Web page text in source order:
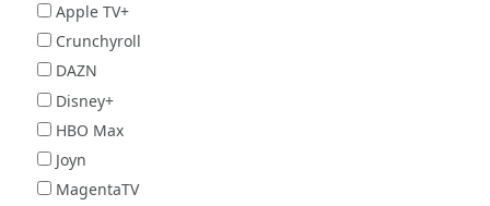
Apple TV+
Crunchyroll
DAZN
Disney+
HBO Max
Joyn
MagentaTV